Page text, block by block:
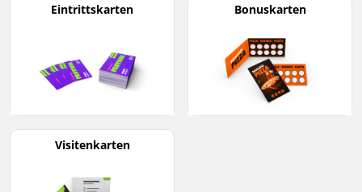
Eintrittskarten Bonuskarten
Visitenkarten